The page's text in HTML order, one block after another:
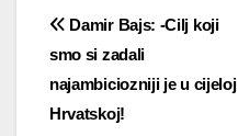
Navigacija
objava
Damir Bajs: -Cilj koji
smo si zadali
najambiciozniji je u cijeloj
Hrvatskoj!